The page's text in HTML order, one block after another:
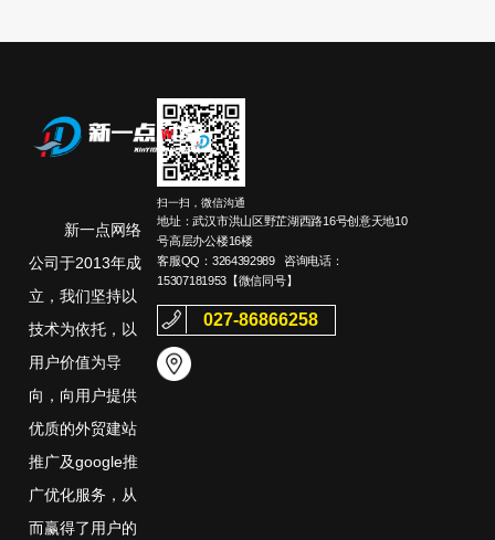
新一点网络
公司于2013年成
立，我们坚持以
技术为依托，以
用户价值为导
向，向用户提供
优质的外贸建站
推广及google推
广优化服务，从
而赢得了用户的
扫一扫，微信沟通
地址：武汉市洪山区野芷湖西路16号创意天地10
号高层办公楼16楼
客服QQ： 3264392989咨询电话：
15307181953 【微信同号】
027-86866258